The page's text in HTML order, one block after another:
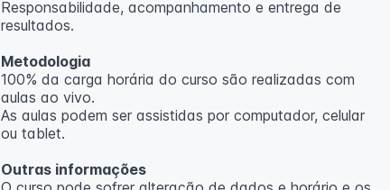
Responsabilidade, acompanhamento e entrega de
resultados.
Metodologia
100% da carga horária do curso são realizadas com
aulas ao vivo.
As aulas podem ser assistidas por computador, celular
ou tablet.
Outras informações